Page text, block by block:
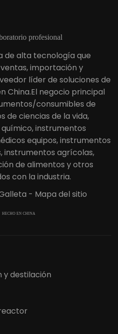
profesional
de alta tecnología que
importación y
líder de soluciones de
China.El negocio principal
consumibles de
de ciencias de la vida,
instrumentos
equipos, instrumentos
instrumentos agrícolas,
de alimentos y otros
con la industria.
- Mapa del sitio
HECHO EN CHINA
y destilación